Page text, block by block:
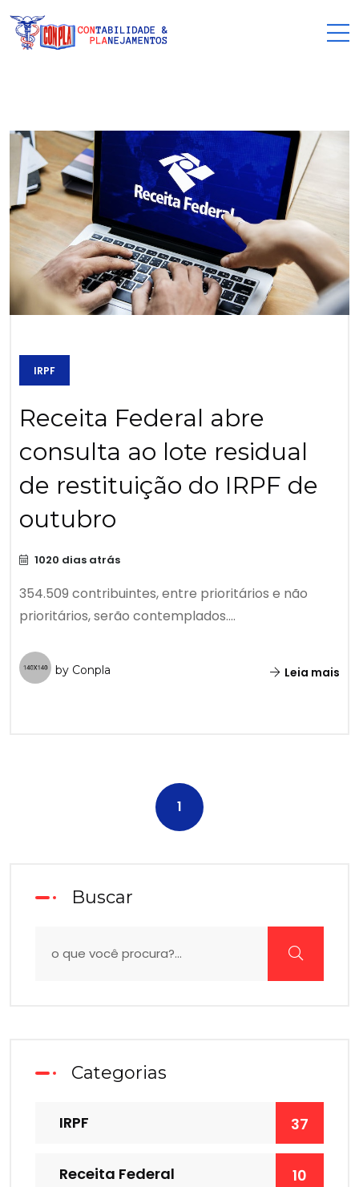
IRPF
Receita Federal abre
consulta ao lote residual
de restituição do IRPF de
outubro
1020 dias atrás
354.509 contribuintes, entre prioritários e não
prioritários, serão contemplados....
by Conpla Leia mais
1
Buscar
Categorias
IRPF 37
Receita Federal 10